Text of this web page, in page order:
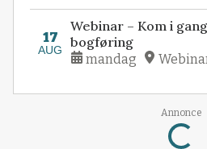
17
AUG
Webinar – Kom i
bogføring
mandag
Annonce